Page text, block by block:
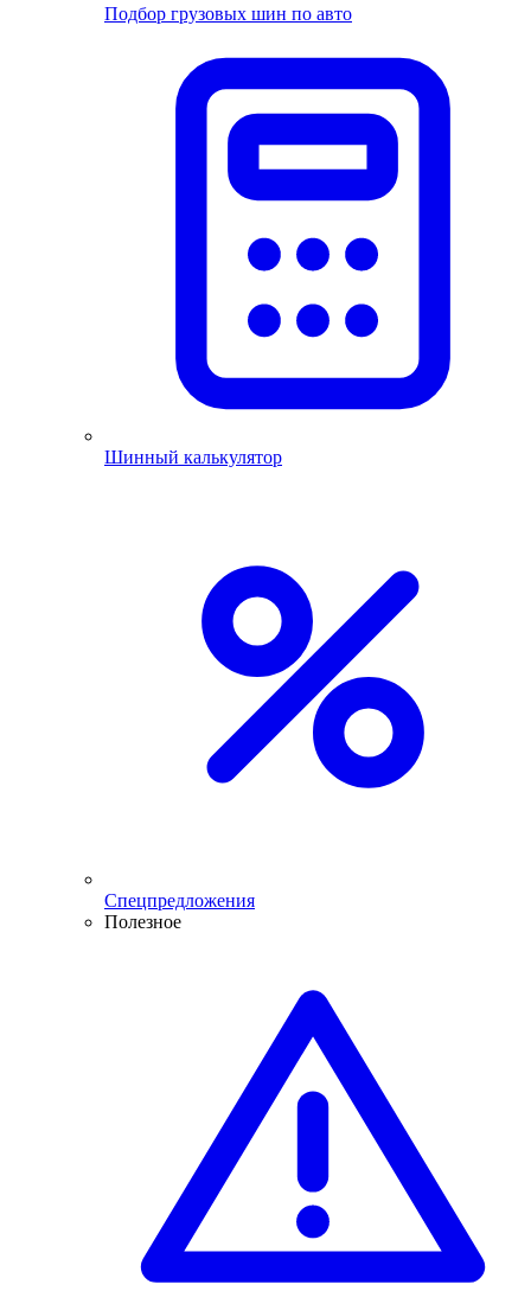
Подбор грузовых шин по авто
Шинный калькулятор
Спецпредложения
Полезное